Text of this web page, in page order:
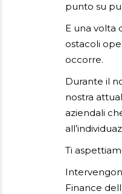
punto su
E una volta
ostacoli
occorre.
Durante il
nostra
aziendali
Ti
Finance